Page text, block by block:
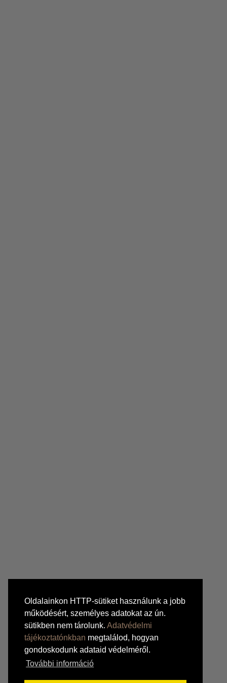
Oldalainkon HTTP-sütiket használunk a jobb
működésért, személyes adatokat az ún.
sütikben nem tárolunk. Adatvédelmi
tájékoztatónkban megtalálod, hogyan
gondoskodunk adataid védelméről.
További információ